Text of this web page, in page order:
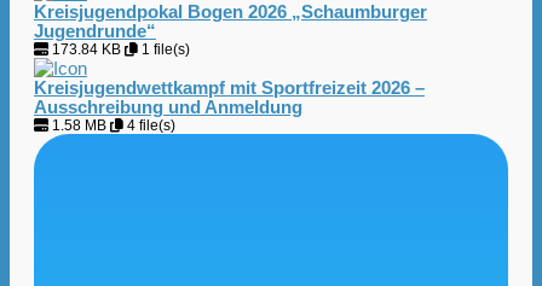
Kreisjugendpokal Bogen 2026 „Schaumburger
Jugendrunde“
173.84 KB 1 file(s)
Kreisjugendwettkampf mit Sportfreizeit 2026 –
Ausschreibung und Anmeldung
1.58 MB 4 file(s)